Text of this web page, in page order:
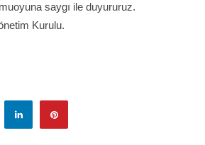
saygı ile duyururuz.
Kurulu.